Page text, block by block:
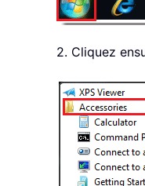
2. Cliquez